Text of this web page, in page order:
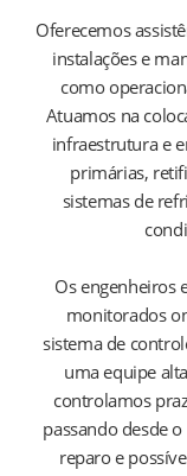
Oferecemos
instalações e
como
Atuamos na
infraestrutura e
primárias,
sistemas de
Os engenheiros
monitorados
sistema de
uma equipe
controlamos
passando desde
reparo e